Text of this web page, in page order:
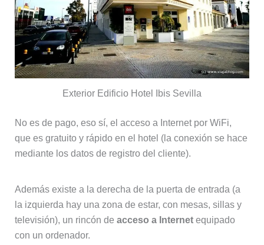
Exterior Edificio Hotel Ibis Sevilla
No es de pago, eso sí, el acceso a Internet por WiFi,
que es gratuito y rápido en el hotel (la conexión se hace
mediante los datos de registro del cliente).
Además existe a la derecha de la puerta de entrada (a
la izquierda hay una zona de estar, con mesas, sillas y
televisión), un rincón de acceso a Internetequipado
con un ordenador.